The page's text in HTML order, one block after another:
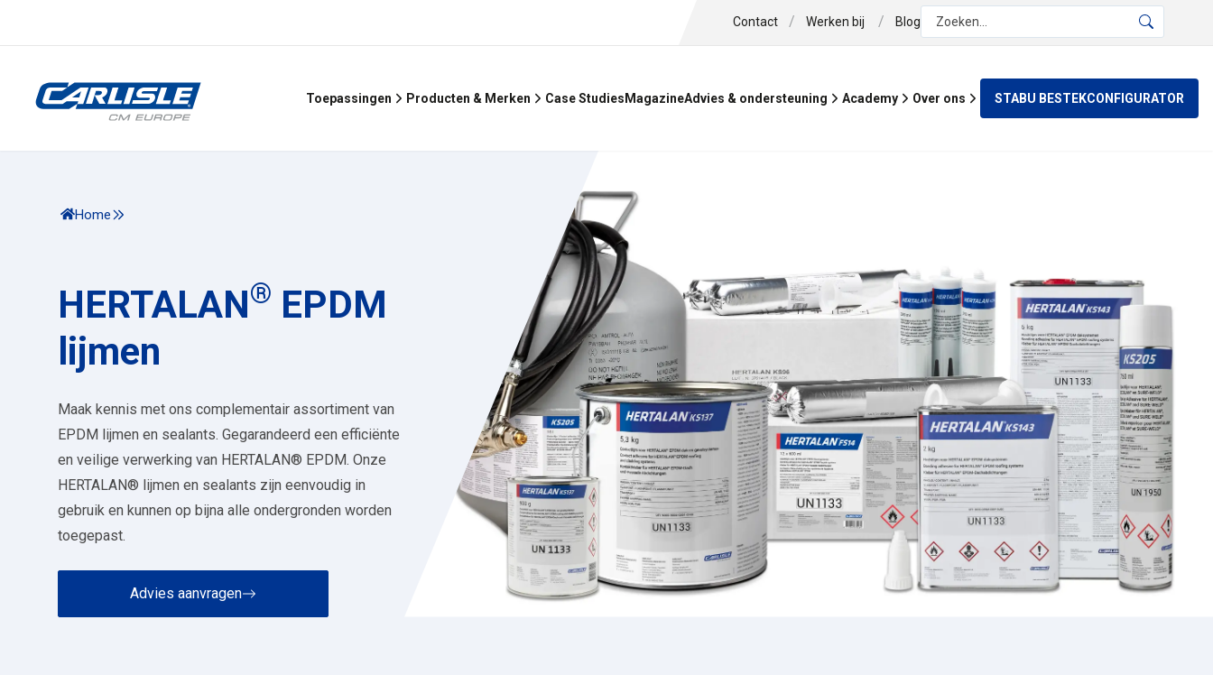
Contact / Werken bij / Blog Zoeken...
Toepassingen Producten & Merken Case Studies MagazineAdvies & ondersteuning Academy Over ons STABU BESTEKCONFIGURATOR
Home
HERTALAN® EPDM
lijmen
Maak kennis met ons complementair assortiment van
EPDM lijmen en sealants. Gegarandeerd een efficiënte
en veilige verwerking van HERTALAN® EPDM. Onze
HERTALAN® lijmen en sealants zijn eenvoudig in
gebruik en kunnen op bijna alle ondergronden worden
toegepast.
Advies aanvragen